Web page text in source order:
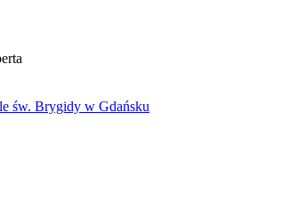
św. Brygidy w Gdańsku